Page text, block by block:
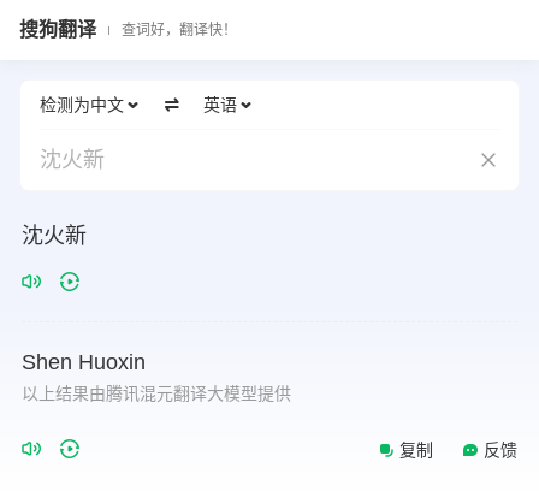
搜狗翻译 查词好，翻译快！
检测为中文 英语
沈火新
沈火新
Shen Huoxin
以上结果由腾讯混元翻译大模型提供
复制 反馈